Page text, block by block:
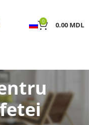
0 0.00 MDL